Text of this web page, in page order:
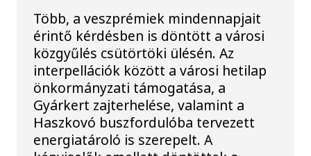
Több, a veszprémiek mindennapjait
érintő kérdésben is döntött a városi
közgyűlés csütörtöki ülésén. Az
interpellációk között a városi hetilap
önkormányzati támogatása, a
Gyárkert zajterhelése, valamint a
Haszkovó buszfordulóba tervezett
energiatároló is szerepelt. A